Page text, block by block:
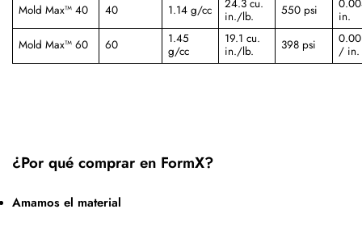
Mold Max™ 40 40 1.14 g/cc
24.3 cu.
in./lb.
550 psi
in.
Mold Max™ 60
60
1.45
g/cc
19.1 cu.
in./lb.
398 psi
/ in.
¿Por qué comprar en FormX?
Amamos el material